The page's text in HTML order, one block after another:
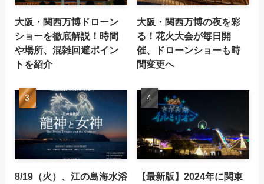
大阪・関西万博ドローン
ショーを徹底解説！時間
や場所、混雑回避ポイン
トを紹介
大阪・関西万博の夜を彩
る！花火大会が毎日開
催、ドローンショーも時
間変更へ
8/19（火）、江の島海水浴
【最新版】2024年に関東